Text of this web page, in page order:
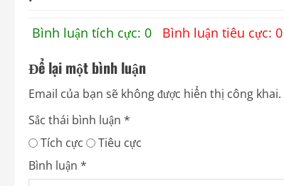
Bình luận tích cực: 0 Bình luận tiêu cực: 0
Để lại một bình luận
Email của bạn sẽ không được hiển thị công khai.
Sắc thái bình luận *
Tích cực
Tiêu cực
Bình luận *